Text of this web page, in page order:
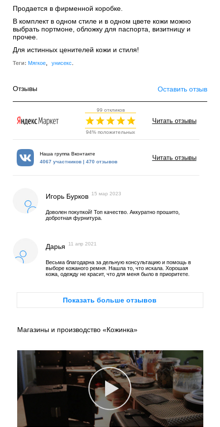
Продается в фирменной коробке.
В комплект в одном стиле и в одном цвете кожи можно
выбрать портмоне, обложку для паспорта, визитницу и
прочее.
Для истинных ценителей кожи и стиля!
Теги: Мягкое унисекс
Отзывы Оставить отзыв
99 откликов
94% положительных
Читать отзывы
Наша группа Вконтакте
4067 участников | 470 отзывов
Читать отзывы
Игорь Бурков 15 мар 2023
Доволен покупкой! Топ качество. Аккуратно прошито,
добротная фурнитура.
Дарья 11 апр 2021
Весьма благодарна за дельную консультацию и помощь в
выборе кожаного ремня. Нашла то, что искала. Хорошая
кожа, одежду не красит, что для меня было в приоритете.
Показать больше отзывов
Магазины и производство «Кожинка»